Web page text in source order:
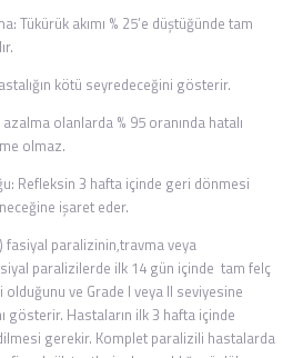
Tükürük akımı % 25’e düştüğünde tam
kötü seyredeceğini gösterir.
olanlarda % 95 oranında hatalı
olmaz.
Refleksin 3 hafta içinde geri dönmesi
işaret eder.
fasiyal paralizinin,travma veya
paralizilerde ilk 14 gün içinde tam felç
ve Grade I veya II seviyesine
gösterir. Hastaların ilk 3 hafta içinde
gerekir. Komplet paralizili hastalarda